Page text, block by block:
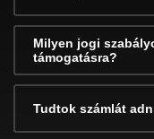
Milyen jogi
támogatásra?
Tudtok számlát